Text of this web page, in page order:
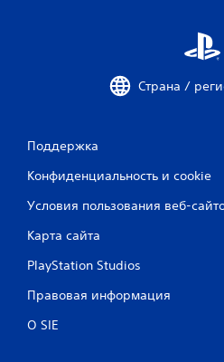
Страна /
Поддержка
Конфиденциальность и cookie
Условия пользования веб-
Карта сайта
PlayStation Studios
Правовая информация
О SIE